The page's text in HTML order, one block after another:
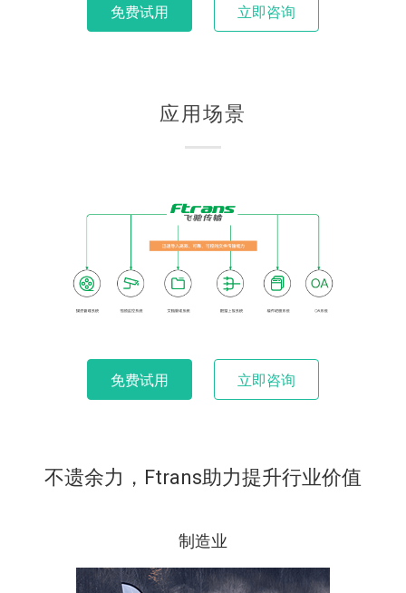
免费试用 立即咨询
应用场景
免费试用 立即咨询
不遗余力，Ftrans助力提升行业价值
制造业